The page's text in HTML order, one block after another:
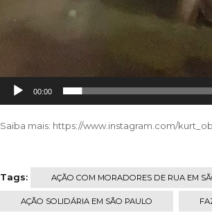
00:00
Saiba mais: https://www.instagram.com/
Tags: AÇÃO COM MORADORES DE RUA EM
AÇÃO SOLIDÁRIA EM SÃO PAULO